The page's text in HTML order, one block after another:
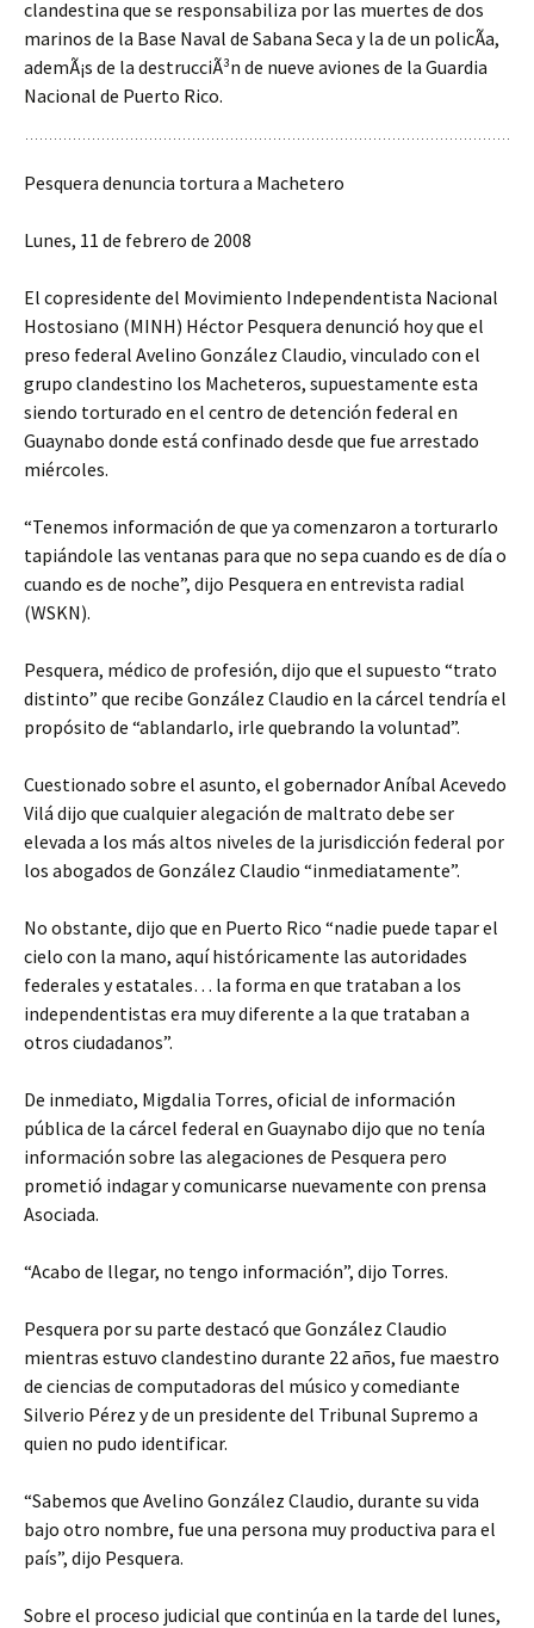
clandestina que se responsabiliza por las muertes de dos
marinos de la Base Naval de Sabana Seca y la de un policÃ­a,
ademÃ¡s de la destrucciÃ³n de nueve aviones de la Guardia
Nacional de Puerto Rico.
Pesquera denuncia tortura a Machetero
Lunes, 11 de febrero de 2008
El copresidente del Movimiento Independentista Nacional
Hostosiano (MINH) Héctor Pesquera denunció hoy que el
preso federal Avelino González Claudio, vinculado con el
grupo clandestino los Macheteros, supuestamente esta
siendo torturado en el centro de detención federal en
Guaynabo donde está confinado desde que fue arrestado
miércoles.
“Tenemos información de que ya comenzaron a torturarlo
tapiándole las ventanas para que no sepa cuando es de día o
cuando es de noche”, dijo Pesquera en entrevista radial
(WSKN).
Pesquera, médico de profesión, dijo que el supuesto “trato
distinto” que recibe González Claudio en la cárcel tendría el
propósito de “ablandarlo, irle quebrando la voluntad”.
Cuestionado sobre el asunto, el gobernador Aníbal Acevedo
Vilá dijo que cualquier alegación de maltrato debe ser
elevada a los más altos niveles de la jurisdicción federal por
los abogados de González Claudio “inmediatamente”.
No obstante, dijo que en Puerto Rico “nadie puede tapar el
cielo con la mano, aquí históricamente las autoridades
federales y estatales… la forma en que trataban a los
independentistas era muy diferente a la que trataban a
otros ciudadanos”.
De inmediato, Migdalia Torres, oficial de información
pública de la cárcel federal en Guaynabo dijo que no tenía
información sobre las alegaciones de Pesquera pero
prometió indagar y comunicarse nuevamente con prensa
Asociada.
“Acabo de llegar, no tengo información”, dijo Torres.
Pesquera por su parte destacó que González Claudio
mientras estuvo clandestino durante 22 años, fue maestro
de ciencias de computadoras del músico y comediante
Silverio Pérez y de un presidente del Tribunal Supremo a
quien no pudo identificar.
“Sabemos que Avelino González Claudio, durante su vida
bajo otro nombre, fue una persona muy productiva para el
país”, dijo Pesquera.
Sobre el proceso judicial que continúa en la tarde del lunes,